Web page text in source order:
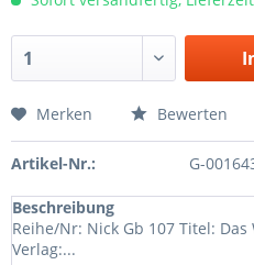
Merken Bewerten
Artikel-Nr.: G-
Beschreibung
Reihe/Nr: Nick Gb 107 Titel:
Verlag:...